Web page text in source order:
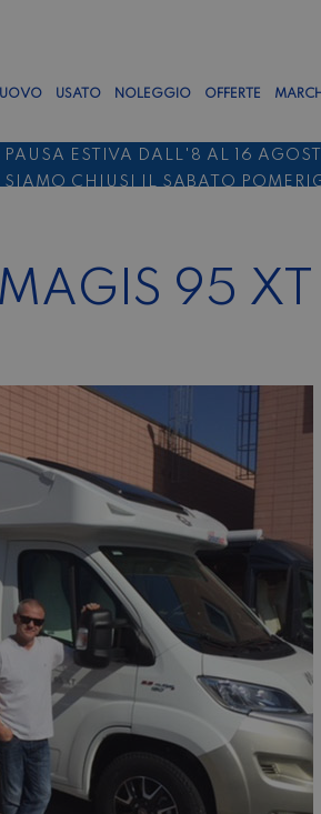
USATO NOLEGGIO OFFERTE MARCHI
ESTIVA DALL'8 AL 16
SIAMO CHIUSI IL SABATO
95